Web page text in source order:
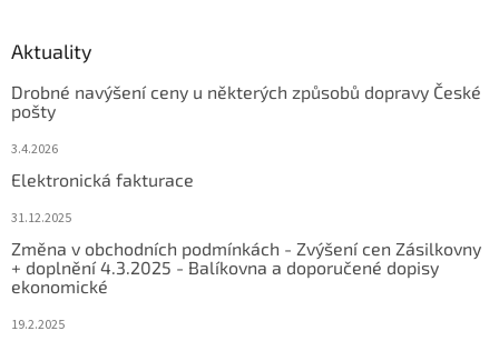
Aktuality
Drobné navýšení ceny u některých způsobů dopravy České
pošty
3.4.2026
Elektronická fakturace
31.12.2025
Změna v obchodních podmínkách - Zvýšení cen Zásilkovny
+ doplnění 4.3.2025 - Balíkovna a doporučené dopisy
ekonomické
19.2.2025